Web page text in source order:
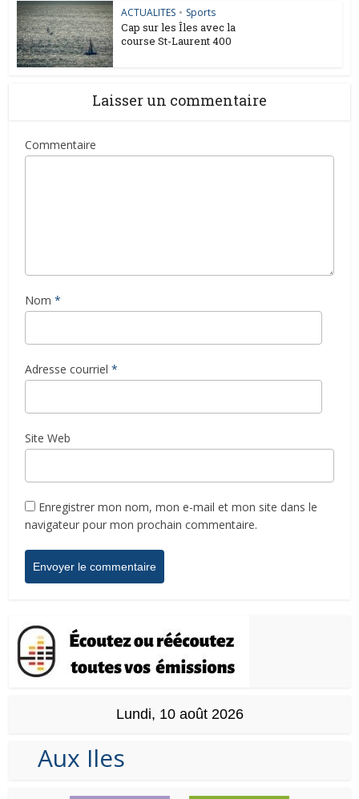
ACTUALITES • Sports
Cap sur les Îles avec la
course St-Laurent 400
Laisser un commentaire
Commentaire
Nom *
Adresse courriel *
Site Web
Enregistrer mon nom, mon e-mail et mon site dans le
navigateur pour mon prochain commentaire.
Lundi, 10 août 2026
Aux Iles